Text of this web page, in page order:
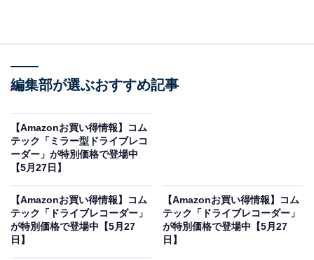
コムテックの「ドライブレコーダー」が限定価格
コムテック（COMTEC） ドライブレコーダー ZDR-750D
前後2カメラ フロントカメラ 4K UHD記録対応 前後
STARVIS技術搭載高感度センサー採用 64GBmicroSDカ
編集部が選ぶおすすめ記事
【Amazonお買い得情報】コム
テック「ミラー型ドライブレコ
ーダー」が特別価格で登場中
【5月27日】
【Amazonお買い得情報】コム
テック「ドライブレコーダー」
が特別価格で登場中【5月27
日】
【Amazonお買い得情報】コム
テック「ドライブレコーダー」
が特別価格で登場中【5月27
日】